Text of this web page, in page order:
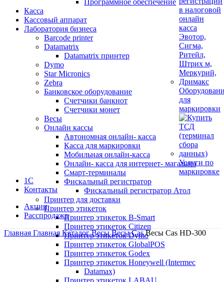
Программное обеспечение
Касса
Кассовый аппарат
Лаборатория бизнеса
Barcode printer
Datamatrix
Datamatrix принтер
Dymo
Star Micronics
Zebra
Банковское оборудование
Счетчики банкнот
Счетчики монет
Весы
Онлайн кассы
Автономная онлайн- касса
Касса для маркировки
Мобильная онлайн-касса
Онлайн- касса для интернет- магазина
Смарт-терминалы
Фискальный регистратор
Фискальный регистратор Атол
Принтер для доставки
Принтер этикеток
Принтер этикеток B-Smart
Принтер этикеток Citizen
Принтер этикеток Dymo
Принтер этикеток GlobalPOS
Принтер этикеток Godex
Принтер этикеток Honeywell (Intermec
Datamax)
Принтер этикеток LABAU
для
маркировки
Услуги по
маркировке
1С
Контакты
Акции
Расспродажа
Главная Главная КаталогВесыВесы CasВесы Cas HD-300